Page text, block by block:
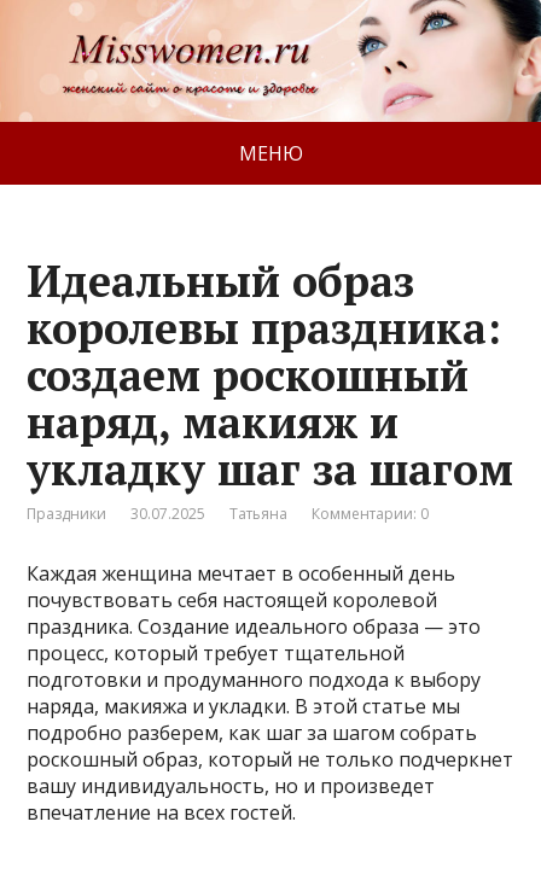
МЕНЮ
Идеальный образ
королевы праздника:
создаем роскошный
наряд, макияж и
укладку шаг за шагом
Праздники 30.07.2025 Татьяна Комментарии: 0
Каждая женщина мечтает в особенный день
почувствовать себя настоящей королевой
праздника. Создание идеального образа — это
процесс, который требует тщательной
подготовки и продуманного подхода к выбору
наряда, макияжа и укладки. В этой статье мы
подробно разберем, как шаг за шагом собрать
роскошный образ, который не только подчеркнет
вашу индивидуальность, но и произведет
впечатление на всех гостей.